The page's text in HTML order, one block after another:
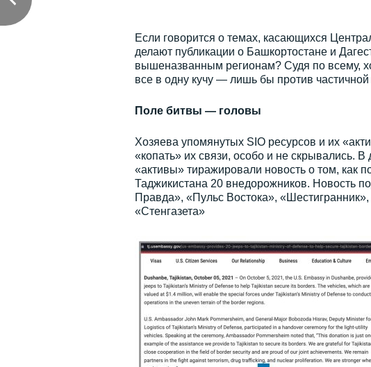
Если говорится о темах, касающихся
делают публикации о Башкортостане и
вышеназванным регионам? Судя по всему,
все в одну кучу — лишь бы против
Поле битвы — головы
Хозяева упомянутых SIO ресурсов и их
«копать» их связи, особо и не скрывались.
«активы» тиражировали новость о том,
Таджикистана 20 внедорожников. Новость
Правда», «Пульс Востока»,
«Стенгазета»